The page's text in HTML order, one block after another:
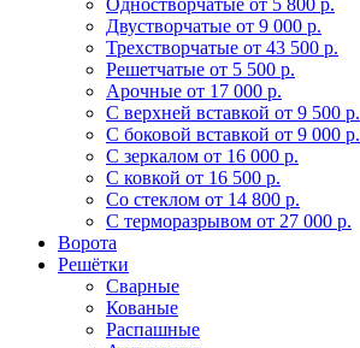
Одностворчатые от 5 800 р.
Двустворчатые от 9 000 р.
Трехстворчатые от 43 500 р.
Решетчатые от 5 500 р.
Арочные от 17 000 р.
С верхней вставкой от 9 500 р.
С боковой вставкой от 9 000 р.
С зеркалом от 16 000 р.
С ковкой от 16 500 р.
Со стеклом от 14 800 р.
С терморазрывом от 27 000 р.
Ворота
Решётки
Сварные
Кованые
Распашные